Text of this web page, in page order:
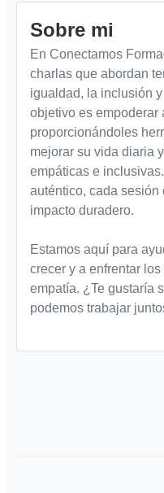
Sobre mi
En Conectamos
charlas que abordan
igualdad, la inclusión
objetivo es empoderar
proporcionándoles
mejorar su vida diaria
empáticas e
auténtico, cada sesión
impacto duradero.
Estamos aquí para
crecer y a enfrentar
empatía. ¿Te gustaría
podemos trabajar